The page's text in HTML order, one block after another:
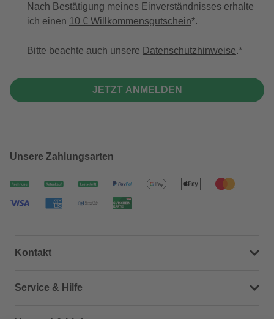
Nach Bestätigung meines Einverständnisses erhalte
ich einen 10 € Willkommensgutschein*.
Bitte beachte auch unsere Datenschutzhinweise.
JETZT ANMELDEN
Unsere Zahlungsarten
Kontakt
Dein Kontakt zu uns
Service & Hilfe